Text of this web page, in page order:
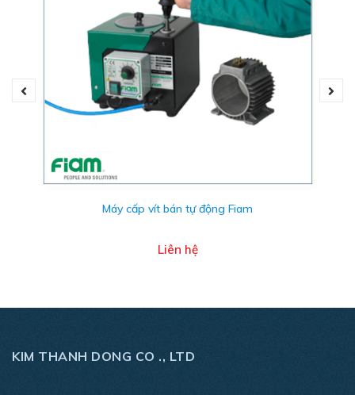
Tua vít khí nén tự động ngắt dạng súng FIAM 26C...AP
Máy cấp vít bán tự động Fiam
Liên hệ
KIM THANH DONG CO ., LTD